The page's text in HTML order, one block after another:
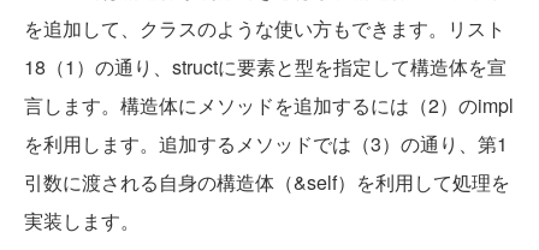
を追加して、クラスのような使い方もできます。リスト
18（1）の通り、structに要素と型を指定して構造体を宣
言します。構造体にメソッドを追加するには（2）のimpl
を利用します。追加するメソッドでは（3）の通り、第1
引数に渡される自身の構造体（&self）を利用して処理を
実装します。